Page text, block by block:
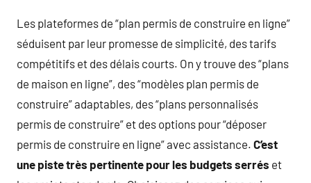
Les plateformes de “plan permis de construire en ligne”
séduisent par leur promesse de simplicité, des tarifs
compétitifs et des délais courts. On y trouve des “plans
de maison en ligne”, des “modèles plan permis de
construire” adaptables, des “plans personnalisés
permis de construire” et des options pour “déposer
permis de construire en ligne” avec assistance. C’est
une piste très pertinente pour les budgets serrés et